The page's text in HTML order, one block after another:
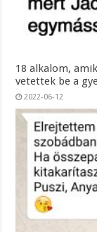
18 alkalom,
vetettek be a
2022-06-12